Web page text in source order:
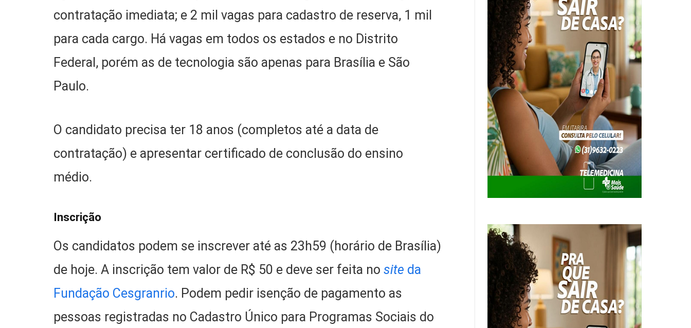
contratação imediata; e 2 mil vagas para cadastro de reserva, 1 mil
para cada cargo. Há vagas em todos os estados e no Distrito
Federal, porém as de tecnologia são apenas para Brasília e São
Paulo.
O candidato precisa ter 18 anos (completos até a data de
contratação) e apresentar certificado de conclusão do ensino
médio.
Inscrição
Os candidatos podem se inscrever até as 23h59 (horário de Brasília)
de hoje. A inscrição tem valor de R$ 50 e deve ser feita no site da
Fundação Cesgranrio. Podem pedir isenção de pagamento as
pessoas registradas no Cadastro Único para Programas Sociais do